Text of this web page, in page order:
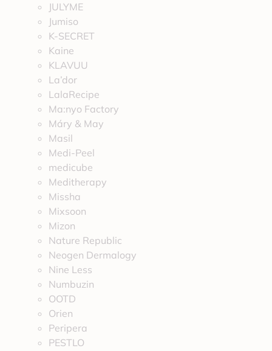
JULYME
Jumiso
K-SECRET
Kaine
KLAVUU
La’dor
LalaRecipe
Ma:nyo Factory
Máry & May
Masil
Medi-Peel
medicube
Meditherapy
Missha
Mixsoon
Mizon
Nature Republic
Neogen Dermalogy
Nine Less
Numbuzin
OOTD
Orien
Peripera
PESTLO